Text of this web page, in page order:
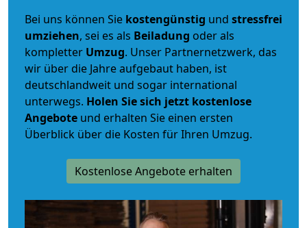
Bei uns können Sie kostengünstig und stressfrei
umziehen, sei es als Beiladung oder als
kompletter Umzug. Unser Partnernetzwerk, das
wir über die Jahre aufgebaut haben, ist
deutschlandweit und sogar international
unterwegs. Holen Sie sich jetzt kostenlose
Angebote und erhalten Sie einen ersten
Überblick über die Kosten für Ihren Umzug.
Kostenlose Angebote erhalten